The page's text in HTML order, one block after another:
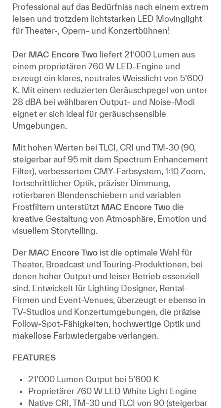
Professional auf das Bedürfniss nach einem extrem
leisen und trotzdem lichtstarken LED Movinglight
für Theater-, Opern- und Konzertbühnen!
Der MAC Encore Two liefert 21’000 Lumen aus
einem proprietären 760 W LED-Engine und
erzeugt ein klares, neutrales Weisslicht von 5’600
K. Mit einem reduzierten Geräuschpegel von unter
28 dBA bei wählbaren Output- und Noise-Modi
eignet er sich ideal für geräuschsensible
Umgebungen.
Mit hohen Werten bei TLCI, CRI und TM-30 (90,
steigerbar auf 95 mit dem Spectrum Enhancement
Filter), verbessertem CMY-Farbsystem, 1:10 Zoom,
fortschrittlicher Optik, präziser Dimmung,
rotierbaren Blendenschiebern und variablen
Frostfiltern unterstützt MAC Encore Two die
kreative Gestaltung von Atmosphäre, Emotion und
visuellem Storytelling.
Der MAC Encore Two ist die optimale Wahl für
Theater, Broadcast und Touring-Produktionen, bei
denen hoher Output und leiser Betrieb essenziell
sind. Entwickelt für Lighting Designer, Rental-
Firmen und Event-Venues, überzeugt er ebenso in
TV-Studios und Konzertumgebungen, die präzise
Follow-Spot-Fähigkeiten, hochwertige Optik und
makellose Farbwiedergabe verlangen.
FEATURES
21’000 Lumen Output bei 5’600 K
Proprietärer 760 W LED White Light Engine
Native CRI, TM-30 und TLCI von 90 (steigerbar